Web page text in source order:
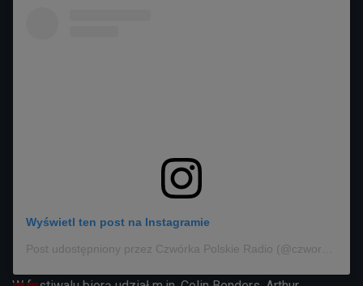
Wyświetl ten post na Instagramie